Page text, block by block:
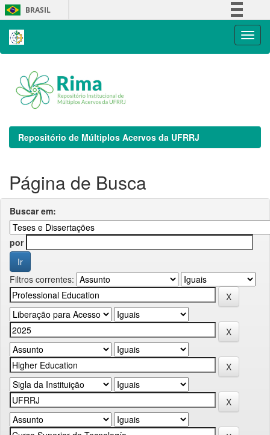
Skip
navigation
BRASIL
Repositório de Múltiplos Acervos da UFRRJ
Página de Busca
Buscar em:
por
Filtros correntes: